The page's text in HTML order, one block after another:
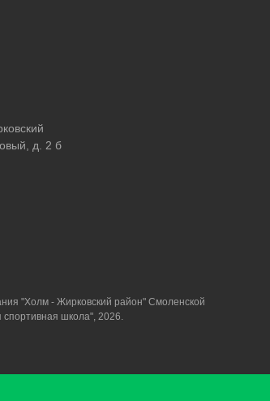
д. 2 б
"Холм - Жирковский район" Смоленской
школа", 2026.